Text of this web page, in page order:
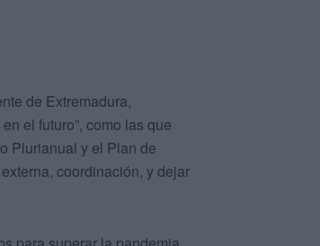
de Extremadura,
el futuro”, como las que
Plurianual y el Plan de
coordinación, y dejar